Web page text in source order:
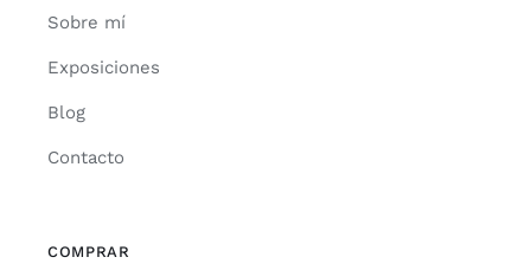
Sobre mí
Exposiciones
Blog
Contacto
COMPRAR